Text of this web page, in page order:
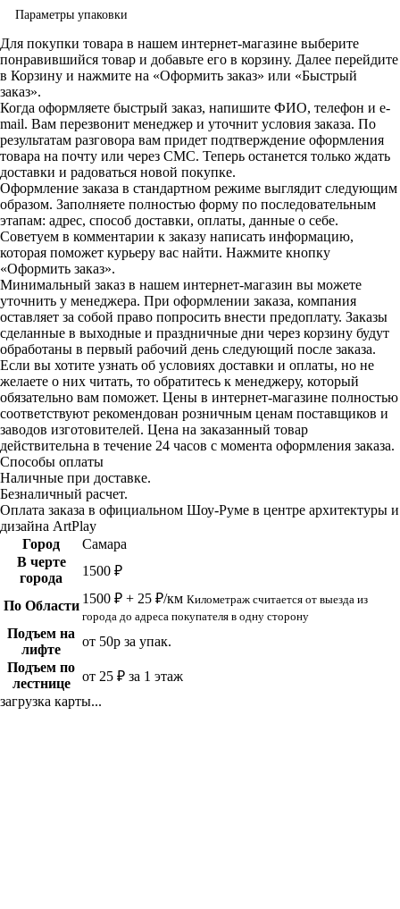
Параметры упаковки
Для покупки товара в нашем интернет-магазине выберите
понравившийся товар и добавьте его в корзину. Далее перейдите
в Корзину и нажмите на «Оформить заказ» или «Быстрый
заказ».
Когда оформляете быстрый заказ, напишите ФИО, телефон и e-
mail. Вам перезвонит менеджер и уточнит условия заказа. По
результатам разговора вам придет подтверждение оформления
товара на почту или через СМС. Теперь останется только ждать
доставки и радоваться новой покупке.
Оформление заказа в стандартном режиме выглядит следующим
образом. Заполняете полностью форму по последовательным
этапам: адрес, способ доставки, оплаты, данные о себе.
Советуем в комментарии к заказу написать информацию,
которая поможет курьеру вас найти. Нажмите кнопку
«Оформить заказ».
Минимальный заказ в нашем интернет-магазин вы можете
уточнить у менеджера. При оформлении заказа, компания
оставляет за собой право попросить внести предоплату. Заказы
сделанные в выходные и праздничные дни через корзину будут
обработаны в первый рабочий день следующий после заказа.
Если вы хотите узнать об условиях доставки и оплаты, но не
желаете о них читать, то обратитесь к менеджеру, который
обязательно вам поможет. Цены в интернет-магазине полностью
соответствуют рекомендован розничным ценам поставщиков и
заводов изготовителей. Цена на заказанный товар
действительна в течение 24 часов с момента оформления заказа.
Способы оплаты
Наличные при доставке.
Безналичный расчет.
Оплата заказа в официальном Шоу-Руме в центре архитектуры и
дизайна ArtPlay
Город
Самара
В черте
города
1500 ₽
По Области 1500 ₽ + 25 ₽/км Километраж считается от выезда из
города до адреса покупателя в одну сторону
Подъем на
лифте
от 50р за упак.
Подъем по
лестнице
от 25 ₽ за 1 этаж
загрузка карты...